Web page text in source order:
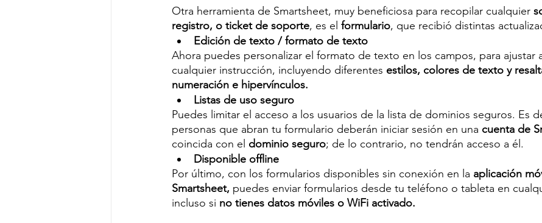
Otra herramienta de Smartsheet, muy beneficiosa para recopilar cualquier
registro, o ticket de soporte, es el formulario, que recibió distintas
Edición de texto / formato de texto
Ahora puedes personalizar el formato de texto en los campos, para ajustar
cualquier instrucción, incluyendo diferentes estilos, colores de texto y
numeración e hipervínculos.
Listas de uso seguro
Puedes limitar el acceso a los usuarios de la lista de dominios seguros. Es
personas que abran tu formulario deberán iniciar sesión en una cuenta de
coincida con el dominio seguro; de lo contrario, no tendrán acceso a él.
Disponible offline
Por último, con los formularios disponibles sin conexión en la aplicación
Smartsheet, puedes enviar formularios desde tu teléfono o tableta en
incluso si no tienes datos móviles o WiFi activado.